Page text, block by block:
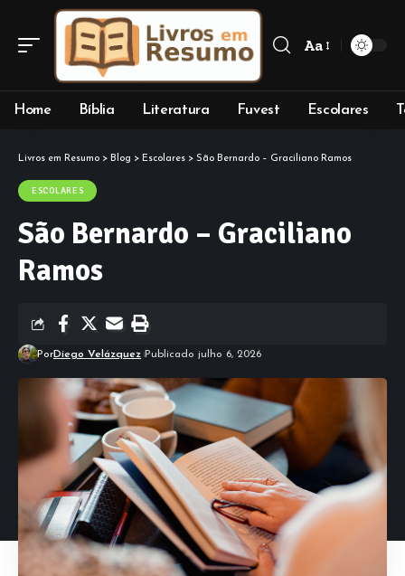
Font
Aa
Home Bíblia Literatura Fuvest Escolares
Livros em Resumo > Blog > Escolares > São Bernardo – Graciliano Ramos
ESCOLARES
São Bernardo – Graciliano
Ramos
PorDiego Velázquez Publicado julho 6, 2026